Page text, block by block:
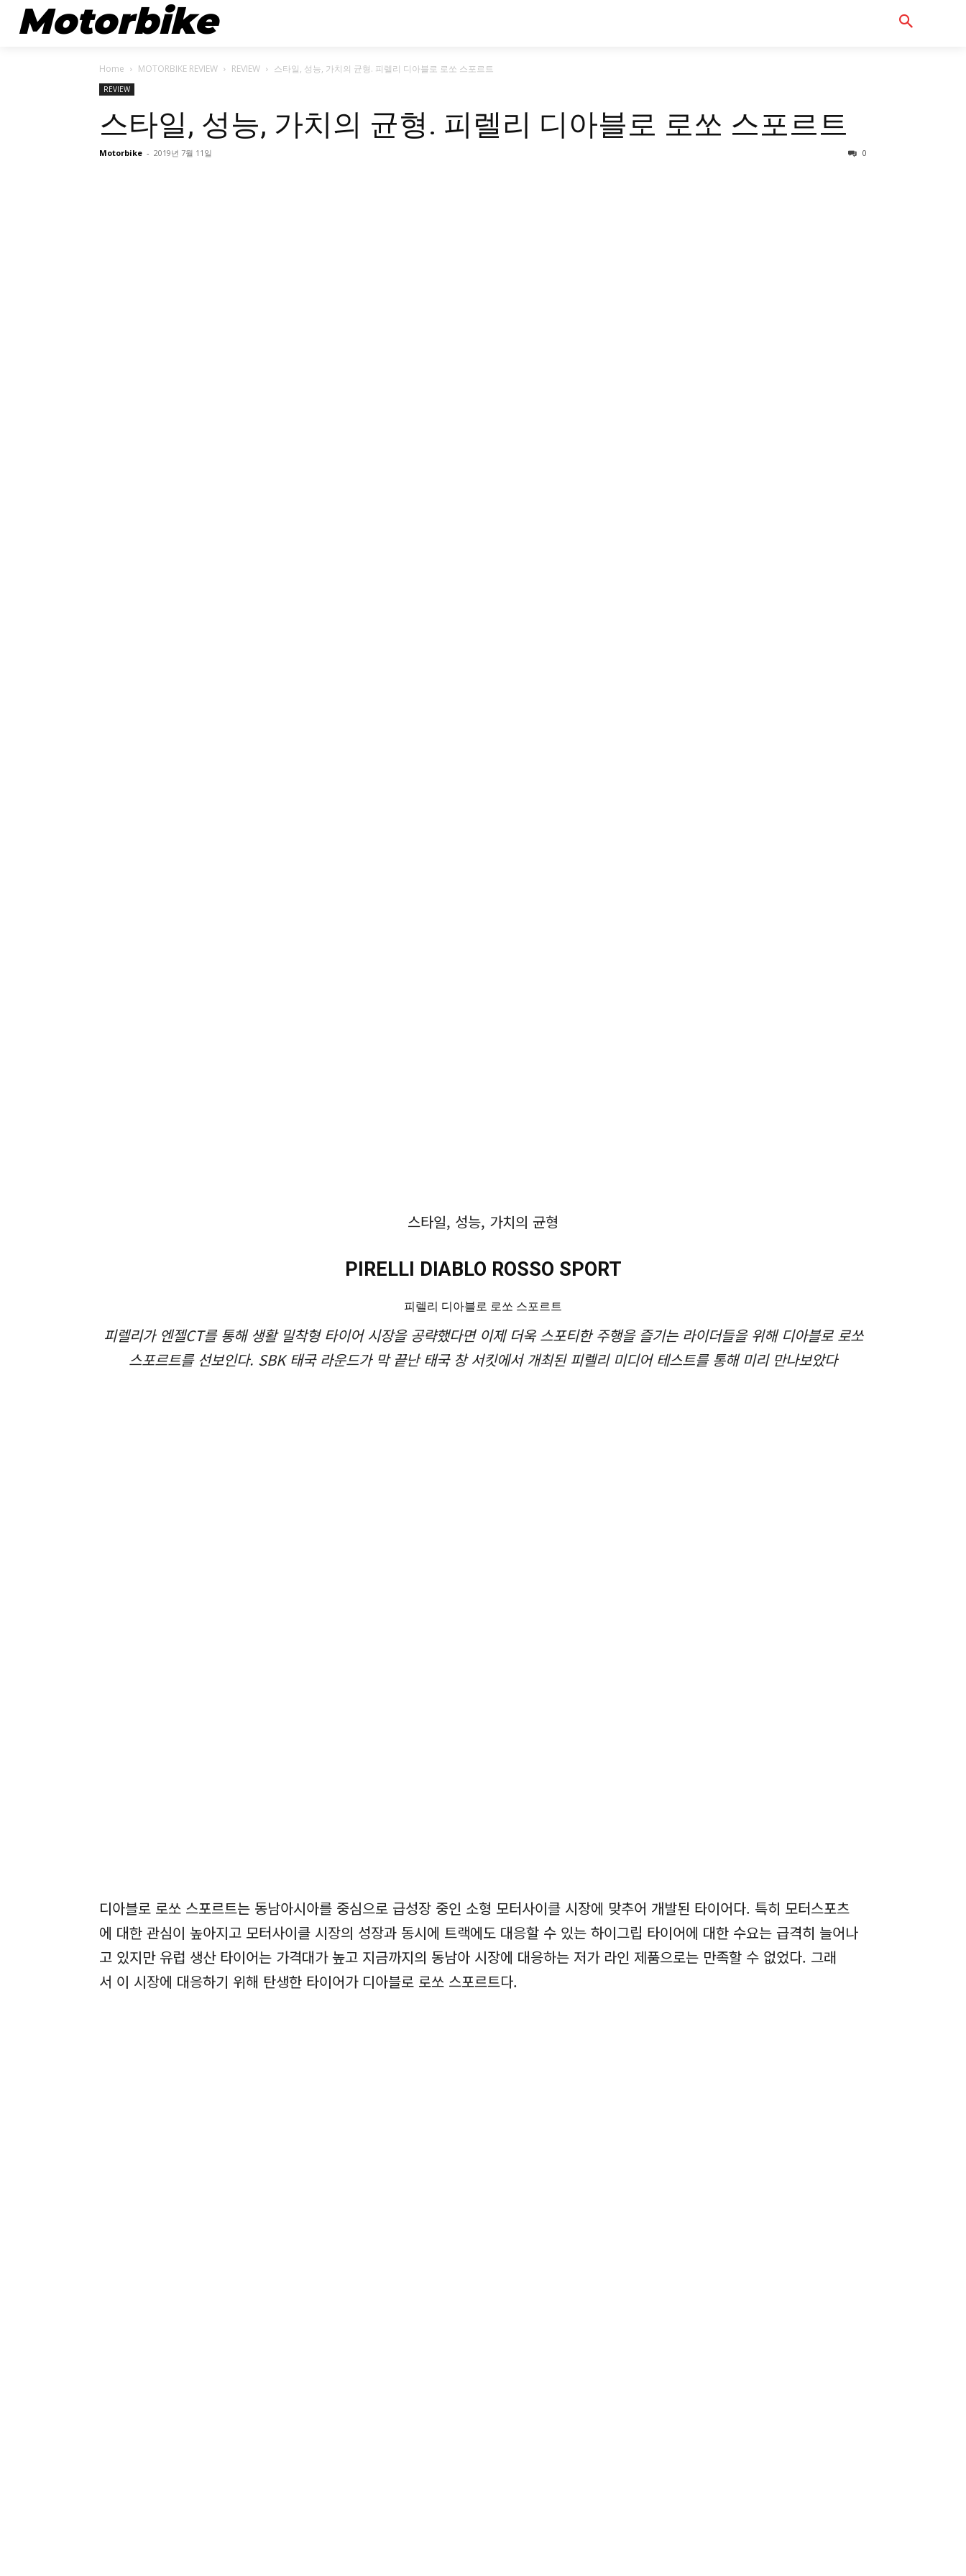
Motorbike
Home MOTORBIKE REVIEW REVIEW 스타일, 성능, 가치의 균형. 피렐리 디아블로 로쏘 스포르트
REVIEW
스타일, 성능, 가치의 균형. 피렐리 디아블로 로쏘 스포르트
Motorbike - 2019년 7월 11일 0
스타일, 성능, 가치의 균형
PIRELLI DIABLO ROSSO SPORT
피렐리 디아블로 로쏘 스포르트
피렐리가 엔젤CT를 통해 생활 밀착형 타이어 시장을 공략했다면 이제 더욱 스포티한 주행을 즐기는 라이더들을 위해 디아블로 로쏘
스포르트를 선보인다. SBK 태국 라운드가 막 끝난 태국 창 서킷에서 개최된 피렐리 미디어 테스트를 통해 미리 만나보았다
디아블로 로쏘 스포르트는 동남아시아를 중심으로 급성장 중인 소형 모터사이클 시장에 맞추어 개발된 타이어다. 특히 모터스포츠
에 대한 관심이 높아지고 모터사이클 시장의 성장과 동시에 트랙에도 대응할 수 있는 하이그립 타이어에 대한 수요는 급격히 늘어나
고 있지만 유럽 생산 타이어는 가격대가 높고 지금까지의 동남아 시장에 대응하는 저가 라인 제품으로는 만족할 수 없었다. 그래
서 이 시장에 대응하기 위해 탄생한 타이어가 디아블로 로쏘 스포르트다.